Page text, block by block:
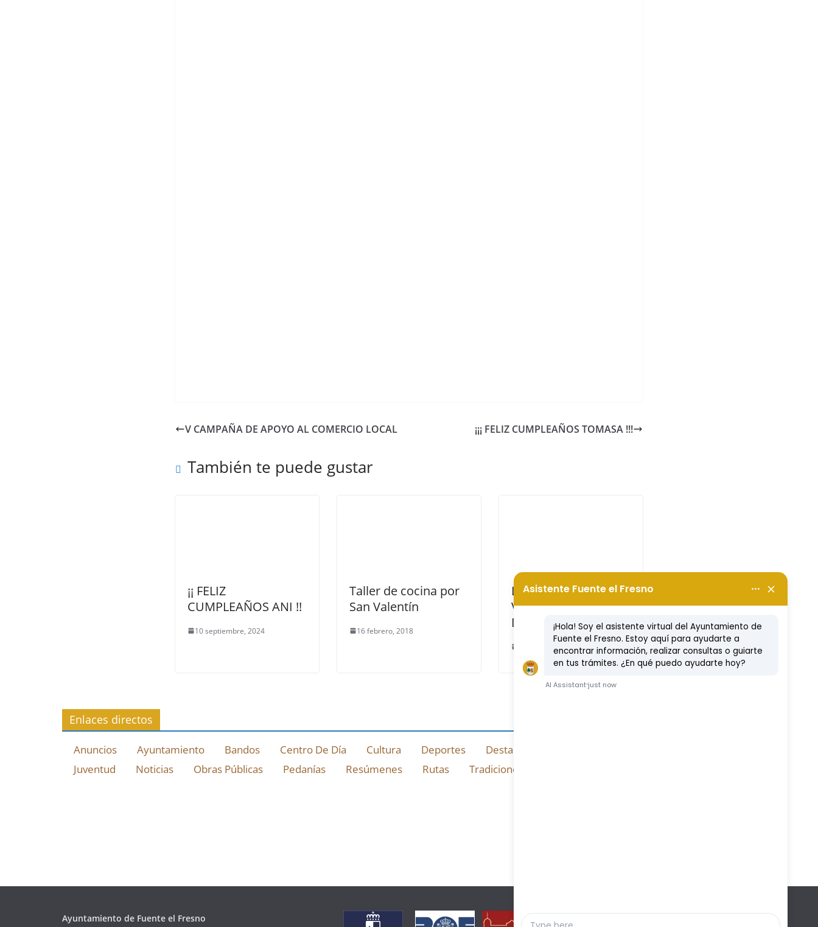
V CAMPAÑA DE APOYO AL COMERCIO LOCAL ¡¡¡ FELIZ CUMPLEAÑOS TOMASA !!!
También te puede gustar
¡¡ FELIZ
CUMPLEAÑOS ANI !!
10 septiembre, 2024
Taller de cocina por
San Valentín
16 febrero, 2018
LOS REYES MAGOS
VISITAN EL CENTRO
DE DÍA
7 enero, 2024
Enlaces directos
Anuncios Ayuntamiento Bandos Centro De Día Cultura Deportes Destacado
Juventud
Noticias Obras Públicas Pedanías Resúmenes Rutas Tradiciones
Ayuntamiento de Fuente el Fresno